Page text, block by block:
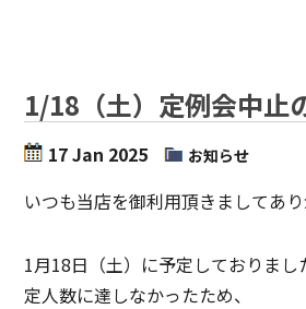
1/18（土）定例会中止
17 Jan 2025 お知らせ
いつも当店を御利用頂きましてあり
1月18日（土）に予定しておりま
定人数に達しなかったため、